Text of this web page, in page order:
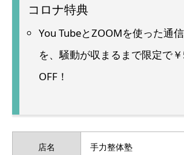
コロナ特典
You TubeとZOOMを使った通
を、騒動が収まるまで限定で
OFF！
店名 手力整体塾